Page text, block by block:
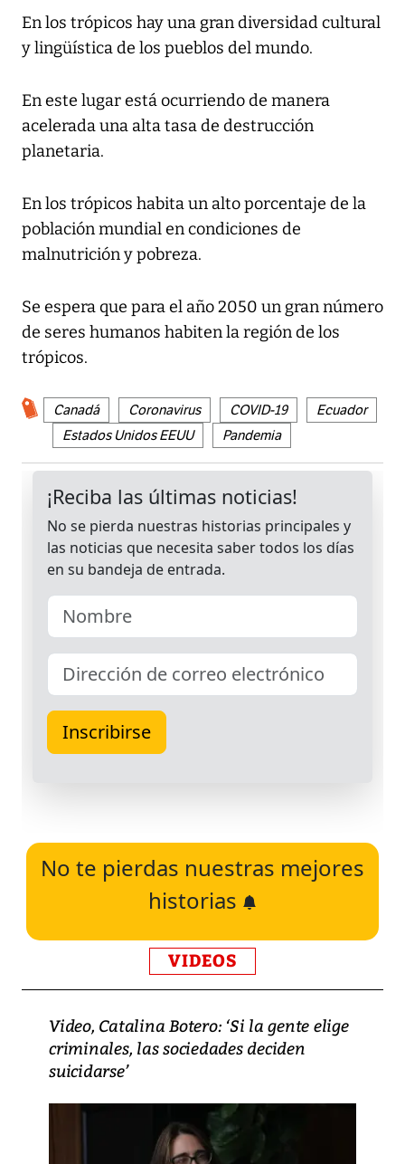
En los trópicos hay una gran diversidad cultural
y lingüística de los pueblos del mundo.
En este lugar está ocurriendo de manera
acelerada una alta tasa de destrucción
planetaria.
En los trópicos habita un alto porcentaje de la
población mundial en condiciones de
malnutrición y pobreza.
Se espera que para el año 2050 un gran número
de seres humanos habiten la región de los
trópicos.
Canadá Coronavirus COVID-19
Ecuador
Estados Unidos EEUU
Pandemia
No te pierdas nuestras mejores
historias
VIDEOS
Video, Catalina Botero: ‘Si la gente elige
criminales, las sociedades deciden
suicidarse’